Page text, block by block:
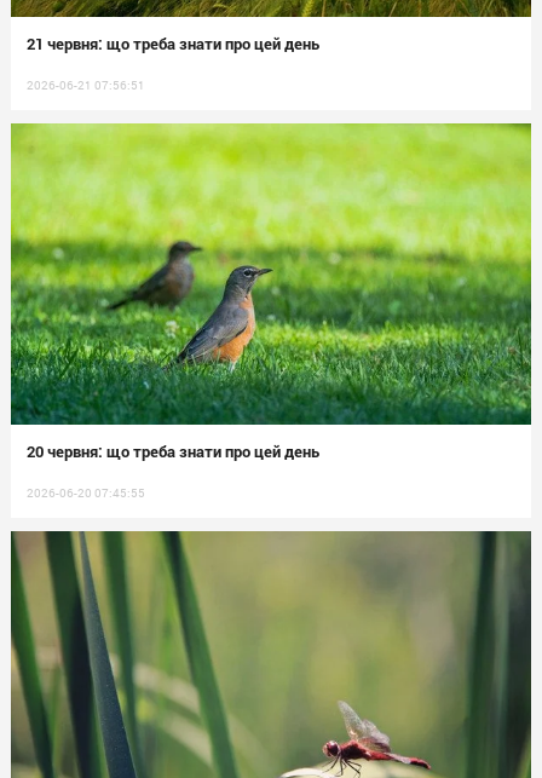
21 червня: що треба знати про цей день
2026-06-21 07:56:51
20 червня: що треба знати про цей день
2026-06-20 07:45:55